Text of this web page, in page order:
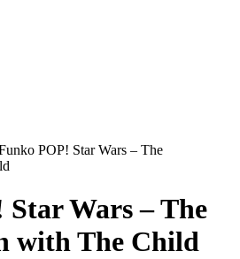
POP! Star Wars – The
Wars – The
with The Child